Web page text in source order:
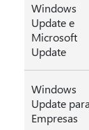
Windows
Update e
Microsoft
Update
Windows
Update para
Empresas